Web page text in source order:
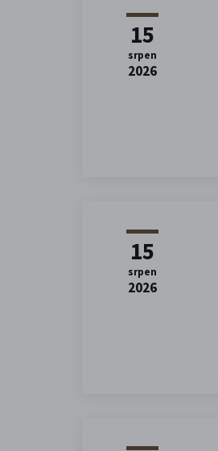
15
srpen
2026
15
srpen
2026